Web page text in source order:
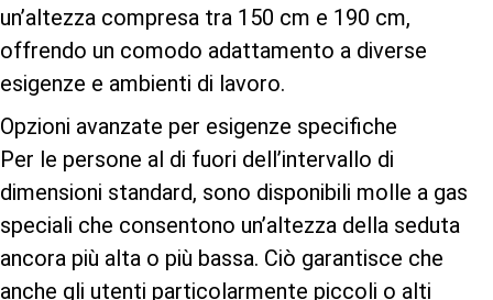
un’altezza compresa tra 150 cm e 190 cm,
offrendo un comodo adattamento a diverse
esigenze e ambienti di lavoro.
Opzioni avanzate per esigenze specifiche
Per le persone al di fuori dell’intervallo di
dimensioni standard, sono disponibili molle a gas
speciali che consentono un’altezza della seduta
ancora più alta o più bassa. Ciò garantisce che
anche gli utenti particolarmente piccoli o alti